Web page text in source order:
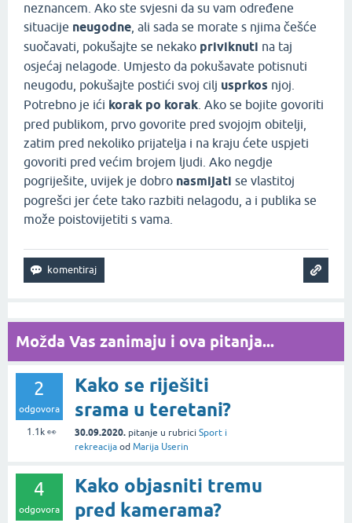
neznancem. Ako ste svjesni da su vam određene
situacije neugodne , ali sada se morate s njima češće
suočavati, pokušajte se nekako priviknuti na taj
osjećaj nelagode. Umjesto da pokušavate potisnuti
neugodu, pokušajte postići svoj cilj usprkos njoj.
Potrebno je ići korak po korak . Ako se bojite govoriti
pred publikom, prvo govorite pred svojojm obitelji,
zatim pred nekoliko prijatelja i na kraju ćete uspjeti
govoriti pred većim brojem ljudi. Ako negdje
pogriješite, uvijek je dobro nasmijati se vlastitoj
pogrešci jer ćete tako razbiti nelagodu, a i publika se
može poistovijetiti s vama.
Možda Vas zanimaju i ova pitanja...
2
odgovora
1.1k👀
Kako se riješiti
srama u teretani?
30.09.2020. pitanje u rubrici Sport i
rekreacija od Marija Userin
4
odgovora
Kako objasniti tremu
pred kamerama?